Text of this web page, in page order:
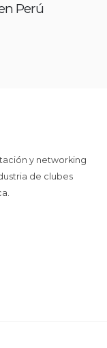
Perú
y networking
de clubes